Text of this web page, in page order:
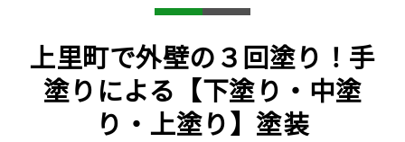
上里町で外壁の３回塗り！手
塗りによる【下塗り・中塗
り・上塗り】塗装